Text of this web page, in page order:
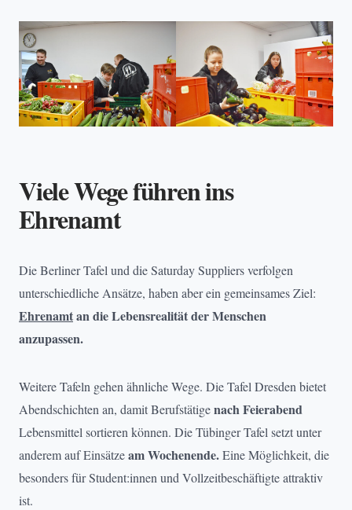
Viele Wege führen ins
Ehrenamt
Die Berliner Tafel und die Saturday Suppliers verfolgen
unterschiedliche Ansätze, haben aber ein gemeinsames Ziel:
Ehrenamtan die Lebensrealität der Menschen
anzupassen.
Weitere Tafeln gehen ähnliche Wege. Die Tafel Dresden bietet
Abendschichten an, damit Berufstätigenach Feierabend
Lebensmittel sortieren können. Die Tübinger Tafel setzt unter
anderem auf Einsätzeam Wochenende.Eine Möglichkeit, die
besonders für Student:innen und Vollzeitbeschäftigte attraktiv
ist.